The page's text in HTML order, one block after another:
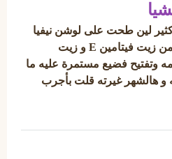
لين طحت على لوشن نيفيا
بزبدة شيا وأحط معاه نقط من زيت فيتامين E و زيت
وتفتيح فضيع مستمرة عليه ما
الله و هالشهر غيرته قلت بأجرب